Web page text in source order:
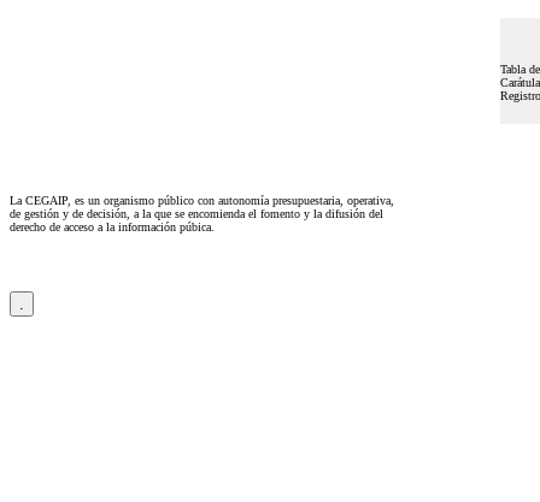
Tabla
Registro
La CEGAIP, es un organismo público con autonomía presupuestaria, operativa,
de gestión y de decisión, a la que se encomienda el fomento y la difusión del
derecho de acceso a la información púbica.